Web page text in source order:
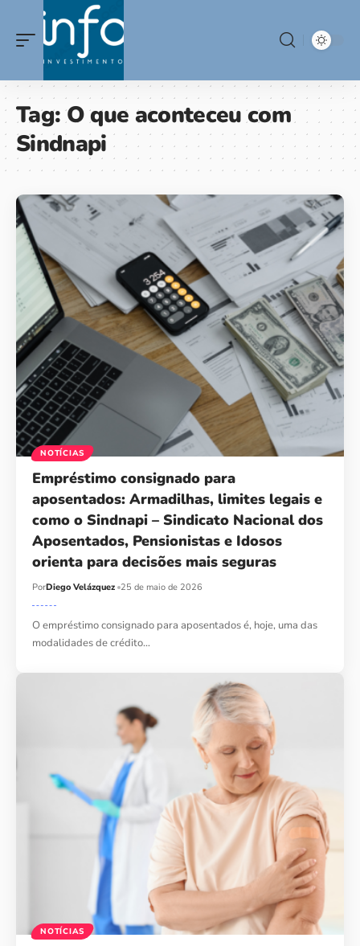
Tag:O que aconteceu com
Sindnapi
NOTÍCIAS
Empréstimo consignado para
aposentados: Armadilhas, limites legais e
como o Sindnapi – Sindicato Nacional dos
Aposentados, Pensionistas e Idosos
orienta para decisões mais seguras
PorDiego Velázquez 25 de maio de 2026
O empréstimo consignado para aposentados é, hoje, uma das
modalidades de crédito…
NOTÍCIAS